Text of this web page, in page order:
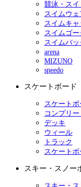
競泳・ス
スイムウ
スイムキャ
スイムゴー
スイムバッ
arena
MIZUNO
speedo
スケートボード
スケート
コンプリ
デッキ
ウィール
トラック
スケート
スキー・スノー